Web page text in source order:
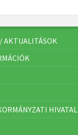
AKTUALITÁSOK
HIVATAL